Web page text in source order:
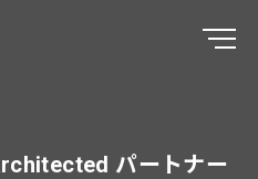
パートナー